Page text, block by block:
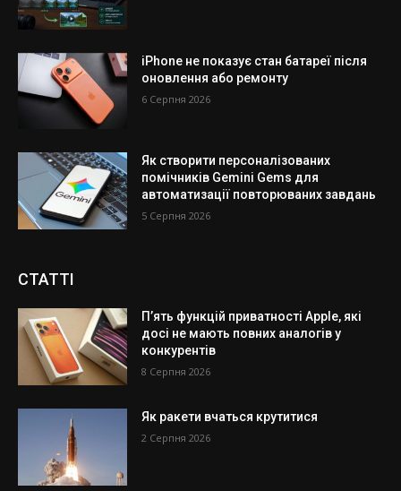
iPhone не показує стан батареї після
оновлення або ремонту
6 Серпня 2026
Як створити персоналізованих
помічників Gemini Gems для
автоматизації повторюваних завдань
5 Серпня 2026
СТАТТІ
П’ять функцій приватності Apple, які
досі не мають повних аналогів у
конкурентів
8 Серпня 2026
Як ракети вчаться крутитися
2 Серпня 2026